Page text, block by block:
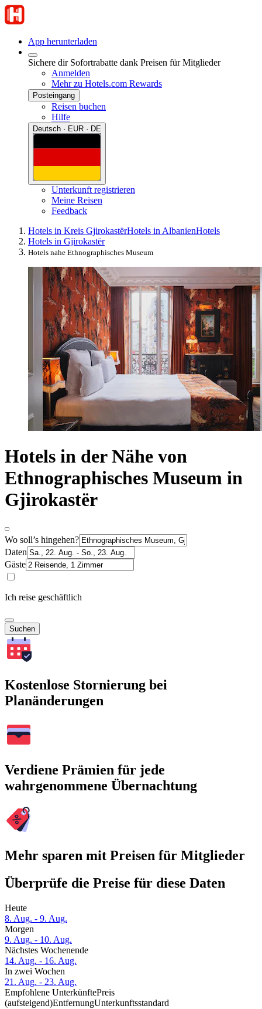
App herunterladen
Sichere dir Sofortrabatte dank Preisen für Mitglieder
Anmelden
Mehr zu Hotels.com Rewards
Posteingang
Reisen buchen
Hilfe
Deutsch · EUR · DE
Unterkunft registrieren
Meine Reisen
Feedback
Hotels in Kreis GjirokastërHotels in AlbanienHotels
Hotels in Gjirokastër
Hotels nahe Ethnographisches Museum
Hotels in der Nähe von
Ethnographisches Museum in
Gjirokastër
Wo soll’s hingehen?
Daten
Gäste
Ich reise geschäftlich
Suchen
Kostenlose Stornierung bei
Planänderungen
Verdiene Prämien für jede
wahrgenommene Übernachtung
Mehr sparen mit Preisen für Mitglieder
Überprüfe die Preise für diese Daten
Heute
8. Aug. - 9. Aug.
Morgen
9. Aug. - 10. Aug.
Nächstes Wochenende
14. Aug. - 16. Aug.
In zwei Wochen
21. Aug. - 23. Aug.
Empfohlene UnterkünftePreis
(aufsteigend)EntfernungUnterkunftsstandard